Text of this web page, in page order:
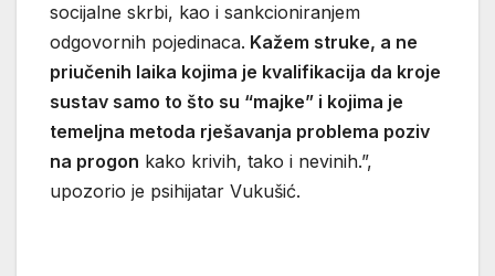
socijalne skrbi, kao i sankcioniranjem
odgovornih pojedinaca. Kažem struke, a ne
priučenih laika kojima je kvalifikacija da kroje
sustav samo to što su “majke” i kojima je
temeljna metoda rješavanja problema poziv
na progon kako krivih, tako i nevinih.”,
upozorio je psihijatar Vukušić.